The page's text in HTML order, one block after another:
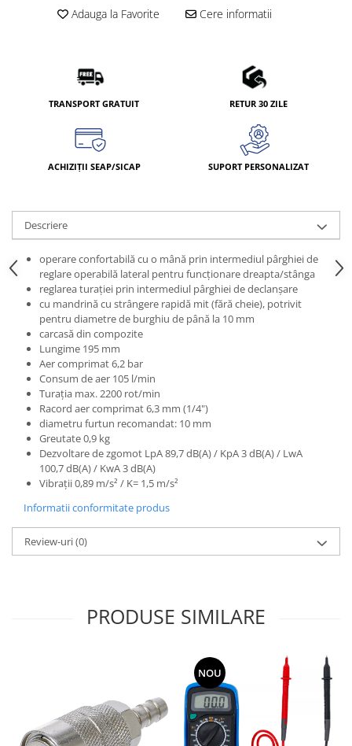
Adauga la Favorite Cere informatii
TRANSPORT GRATUIT RETUR 30 ZILE
ACHIZIȚII SEAP/SICAP SUPORT PERSONALIZAT
Descriere
operare confortabilă cu o mână prin intermediul pârghiei de
reglare operabilă lateral pentru funcţionare dreapta/stânga
reglarea turaţiei prin intermediul pârghiei de declanşare
cu mandrină cu strângere rapidă mit (fără cheie), potrivit
pentru diametre de burghiu de până la 10 mm
carcasă din compozite
Lungime 195 mm
Aer comprimat 6,2 bar
Consum de aer 105 l/min
Turaţia max. 2200 rot/min
Racord aer comprimat 6,3 mm (1/4")
diametru furtun recomandat: 10 mm
Greutate 0,9 kg
Dezvoltare de zgomot LpA 89,7 dB(A) / KpA 3 dB(A) / LwA
100,7 dB(A) / KwA 3 dB(A)
Vibraţii 0,89 m/s² / K= 1,5 m/s²
Informatii conformitate produs
Review-uri(0)
PRODUSE SIMILARE
NOU